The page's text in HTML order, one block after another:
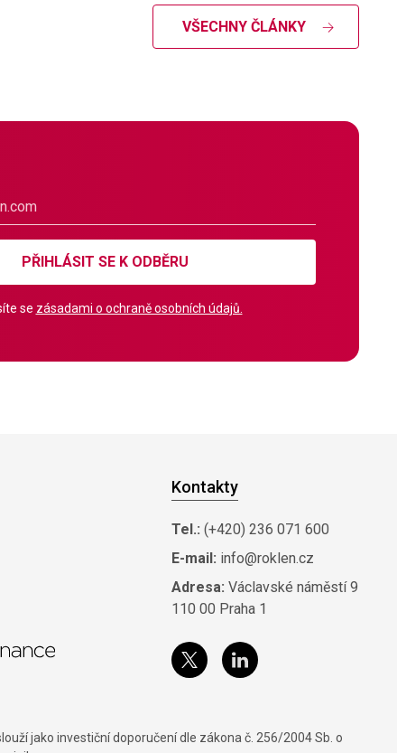
VŠECHNY ČLÁNKY
PŘIHLÁSIT SE K ODBĚRU
se zásadami o ochraně osobních údajů.
Kontakty
Tel.: (+420) 236 071 600
E-mail: info@roklen.cz
Adresa: Václavské náměstí 9
110 00 Praha 1
jako investiční doporučení dle zákona č. 256/2004 Sb. o